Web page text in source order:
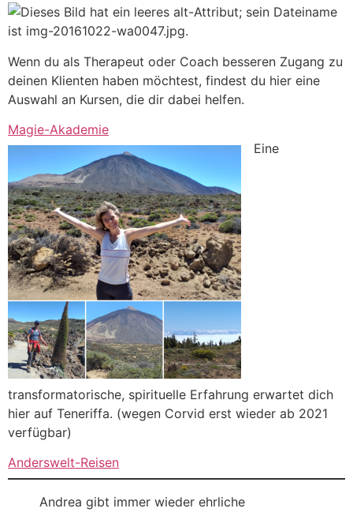
Wenn du als Therapeut oder Coach besseren Zugang zu
deinen Klienten haben möchtest, findest du hier eine
Auswahl an Kursen, die dir dabei helfen.
Magie-Akademie
Eine
transformatorische, spirituelle Erfahrung erwartet dich
hier auf Teneriffa. (wegen Corvid erst wieder ab 2021
verfügbar)
Anderswelt-Reisen
Andrea gibt immer wieder ehrliche